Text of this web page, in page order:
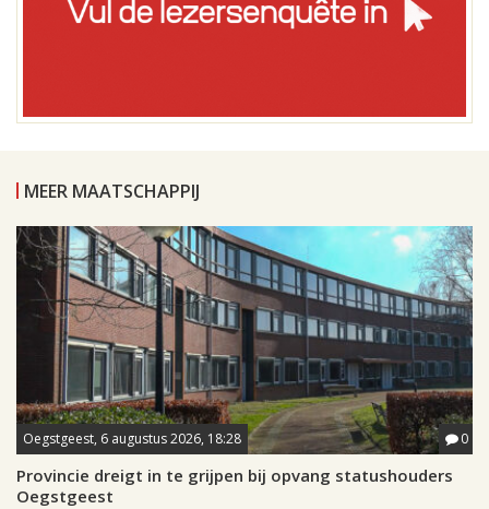
MEER MAATSCHAPPIJ
Oegstgeest, 6 augustus 2026, 18:28 0
Provincie dreigt in te grijpen bij opvang statushouders
Oegstgeest